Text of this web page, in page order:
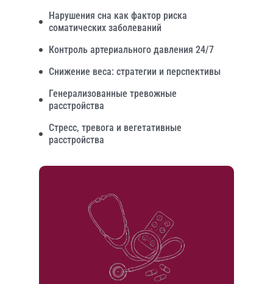
Нарушения сна как фактор риска
соматических заболеваний
Контроль артериального давления 24/7
Снижение веса: стратегии и перспективы
Генерализованные тревожные
расстройства
Стресс, тревога и вегетативные
расстройства